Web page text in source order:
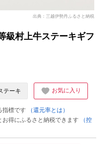
出典：三越伊勢丹ふるさと納税
級村上牛ステーキギフ
テーキ お気に入り
指標です
（還元率とは）
得にふるさと納税できます
（控